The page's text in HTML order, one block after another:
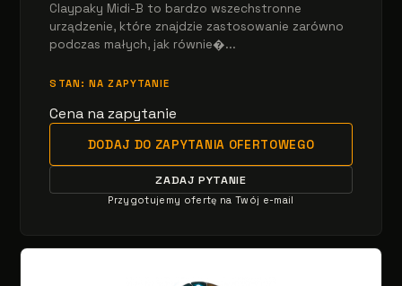
Claypaky Midi-B to bardzo wszechstronne
urządzenie, które znajdzie zastosowanie zarówno
podczas małych, jak równie�...
STAN: NA ZAPYTANIE
Cena na zapytanie
DODAJ DO ZAPYTANIA OFERTOWEGO
ZADAJ PYTANIE
Przygotujemy ofertę na Twój e-mail